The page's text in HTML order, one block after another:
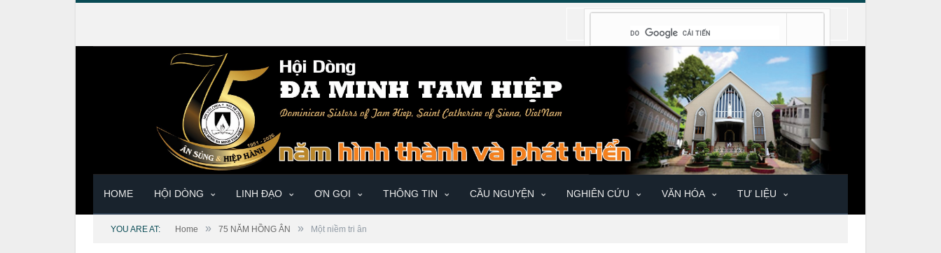
HOME HỘI DÒNG LINH ĐẠO ƠN GỌI THÔNG TIN CẦU NGUYỆN NGHIÊN CỨU VĂN HÓA TƯ LIỆU
YOU ARE AT: Home » 75 NĂM HỒNG ÂN » Một niềm tri ân